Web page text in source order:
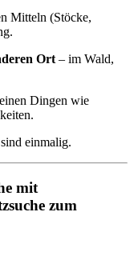
Mitteln (Stöcke,
Ort – im Wald,
Dingen wie
einmalig.
mit
zum